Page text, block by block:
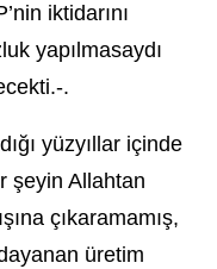
iktidarını
yapılmasaydı
.
yüzyıllar içinde
şeyin Allahtan
çıkaramamış,
üretim